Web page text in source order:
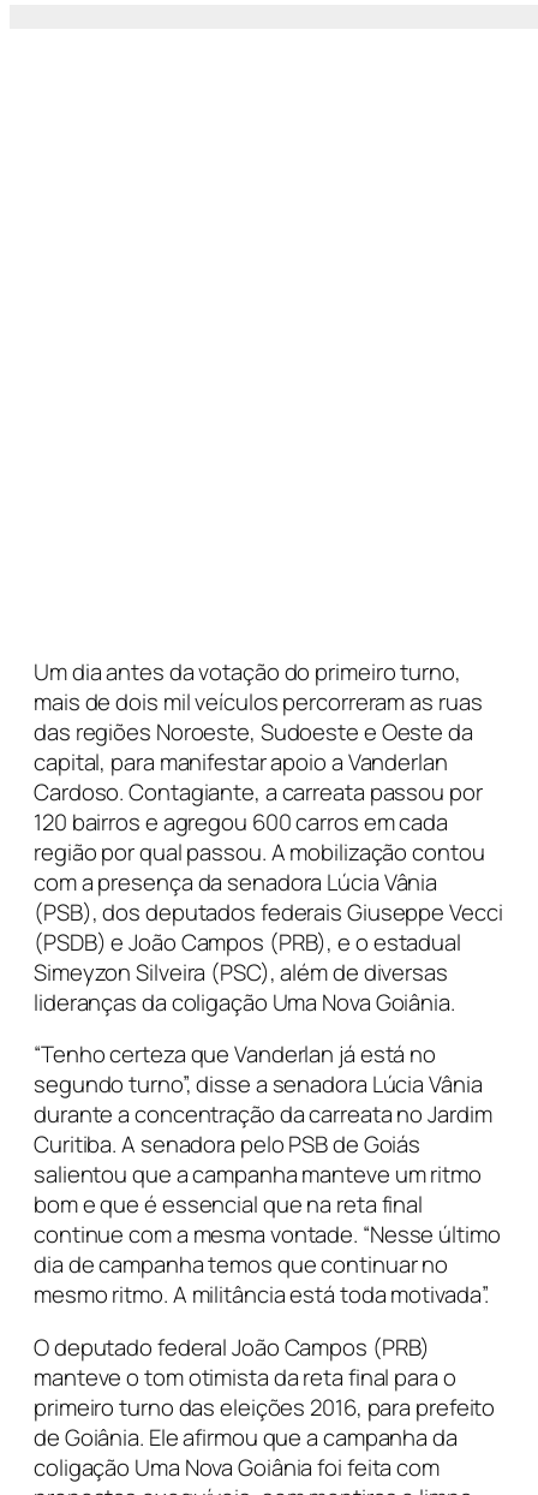
Um dia antes da votação do primeiro turno,
mais de dois mil veículos percorreram as ruas
das regiões Noroeste, Sudoeste e Oeste da
capital, para manifestar apoio a Vanderlan
Cardoso. Contagiante, a carreata passou por
120 bairros e agregou 600 carros em cada
região por qual passou. A mobilização contou
com a presença da senadora Lúcia Vânia
(PSB), dos deputados federais Giuseppe Vecci
(PSDB) e João Campos (PRB), e o estadual
Simeyzon Silveira (PSC), além de diversas
lideranças da coligação Uma Nova Goiânia.
“Tenho certeza que Vanderlan já está no
segundo turno”, disse a senadora Lúcia Vânia
durante a concentração da carreata no Jardim
Curitiba. A senadora pelo PSB de Goiás
salientou que a campanha manteve um ritmo
bom e que é essencial que na reta final
continue com a mesma vontade. “Nesse último
dia de campanha temos que continuar no
mesmo ritmo. A militância está toda motivada”.
O deputado federal João Campos (PRB)
manteve o tom otimista da reta final para o
primeiro turno das eleições 2016, para prefeito
de Goiânia. Ele afirmou que a campanha da
coligação Uma Nova Goiânia foi feita com